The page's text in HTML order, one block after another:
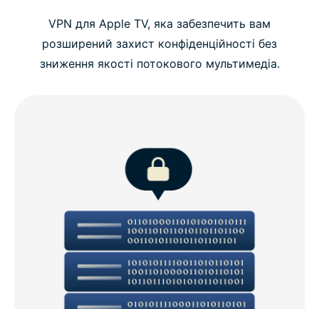
VPN для Apple TV, яка забезпечить вам
розширений захист конфіденційності без
зниження якості потокового мультимедіа.